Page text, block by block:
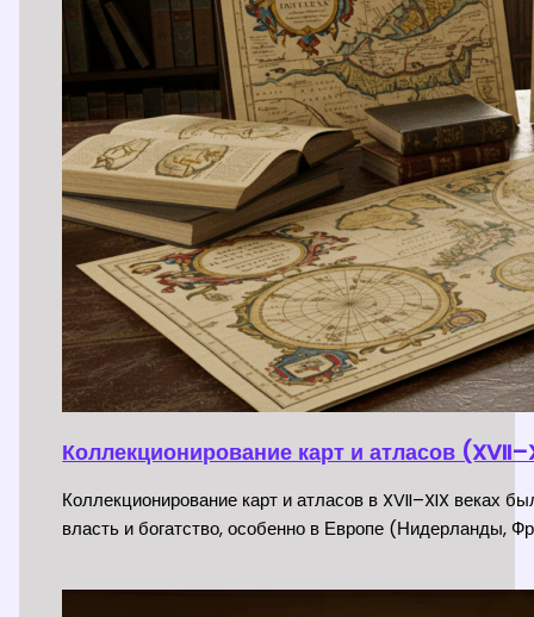
Коллекционирование карт и атласов
Коллекционирование карт и атласов в XVII–XIX веках
власть и богатство, особенно в Европе (Нидерланды,